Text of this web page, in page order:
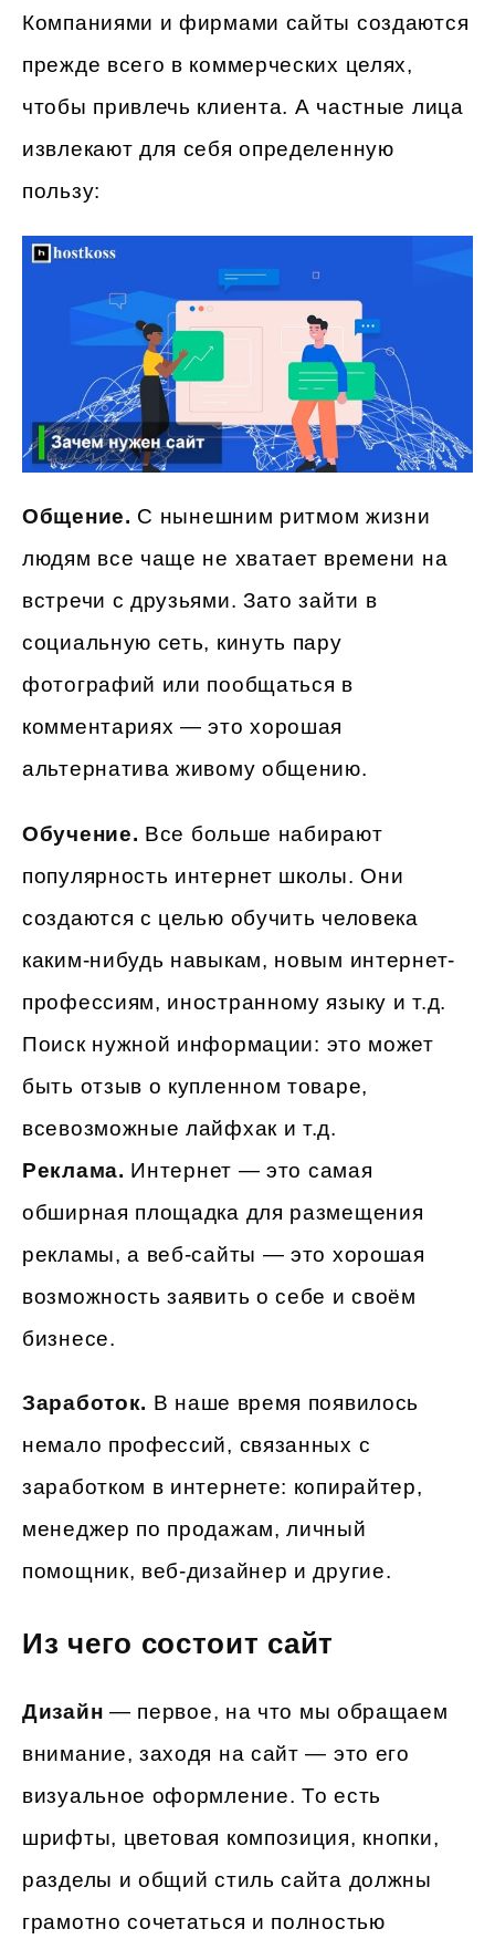
Компаниями и фирмами сайты создаются
прежде всего в коммерческих целях,
чтобы привлечь клиента. А частные лица
извлекают для себя определенную
пользу:
Общение. С нынешним ритмом жизни
людям все чаще не хватает времени на
встречи с друзьями. Зато зайти в
социальную сеть, кинуть пару
фотографий или пообщаться в
комментариях — это хорошая
альтернатива живому общению.
Обучение. Все больше набирают
популярность интернет школы. Они
создаются с целью обучить человека
каким-нибудь навыкам, новым интернет-
профессиям, иностранному языку и т.д.
Поиск нужной информации: это может
быть отзыв о купленном товаре,
всевозможные лайфхак и т.д.
Реклама. Интернет — это самая
обширная площадка для размещения
рекламы, а веб-сайты — это хорошая
возможность заявить о себе и своём
бизнесе.
Заработок. В наше время появилось
немало профессий, связанных с
заработком в интернете: копирайтер,
менеджер по продажам, личный
помощник, веб-дизайнер и другие.
Из чего состоит сайт
Дизайн — первое, на что мы обращаем
внимание, заходя на сайт — это его
визуальное оформление. То есть
шрифты, цветовая композиция, кнопки,
разделы и общий стиль сайта должны
грамотно сочетаться и полностью